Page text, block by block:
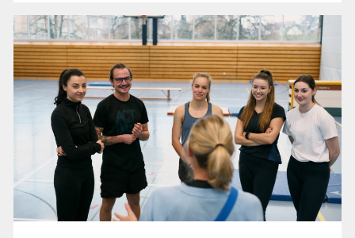
Bild